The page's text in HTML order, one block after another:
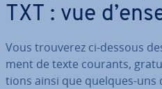
TXT : vue
Vous trouverez ci-dessous
ment de texte courants,
tions ainsi que quelques-uns